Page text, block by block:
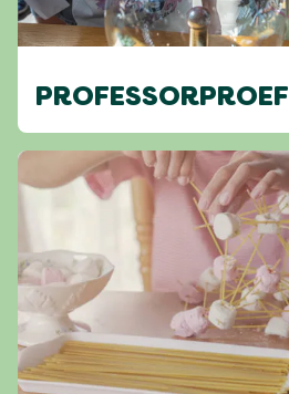
PROFESSORPROEF